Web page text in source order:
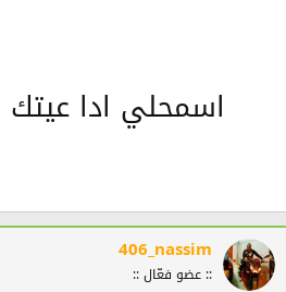
اسمحلي ادا
406_nassim
:: عضو فعّال ::